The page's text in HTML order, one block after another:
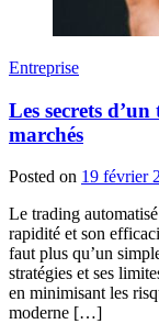
Entreprise
Les secrets
marchés
Posted on 19 février
Le trading
rapidité et son
faut plus qu’un
stratégies et ses
en minimisant les
moderne […]